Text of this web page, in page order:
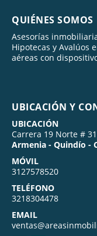
QUIÉNES SOMOS
Asesorías
Hipotecas y Avalúos
aéreas con
UBICACIÓN Y
UBICACIÓN
Carrera 19 Norte #
Armenia - Quindío -
MÓVIL
3127578520
TELÉFONO
3218304478
EMAIL